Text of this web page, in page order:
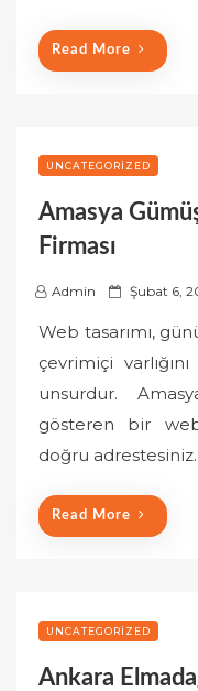
Read More
UNCATEGORIZED
Amasya
Firması
Admin
P
s
Şubat 6,
Web tasarımı,
çevrimiçi
unsurdur.
gösteren bir web
doğru
Read More
UNCATEGORIZED
Ankara